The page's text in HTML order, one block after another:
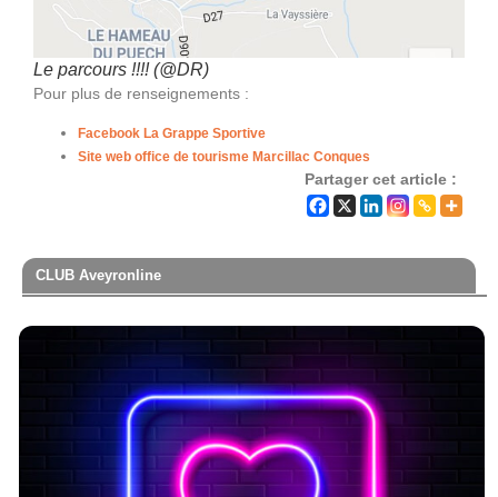
Le parcours !!!! (@DR)
Pour plus de renseignements :
Facebook La Grappe Sportive
Site web office de tourisme Marcillac Conques
Partager cet article :
CLUB Aveyronline